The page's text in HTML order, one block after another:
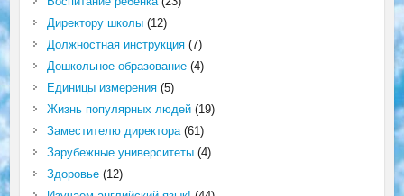
Директору школы(12)
Должностная инструкция(7)
Дошкольное образование(4)
Единицы измерения(5)
Жизнь популярных людей(19)
Заместителю директора(61)
Зарубежные университеты(4)
Здоровье(12)